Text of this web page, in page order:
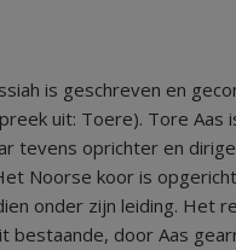
is geschreven en
uit: Toere). Tore Aas
tevens oprichter en
Noorse koor is
onder zijn leiding. Het
bestaande, door Aas